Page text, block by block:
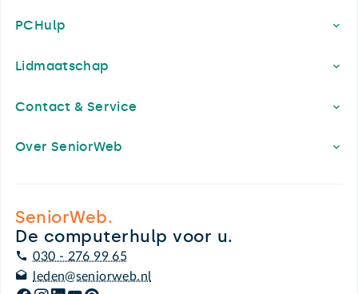
PCHulp
Lidmaatschap
Contact & Service
Over SeniorWeb
SeniorWeb.
De computerhulp voor u.
030 - 276 99 65
leden@seniorweb.nl